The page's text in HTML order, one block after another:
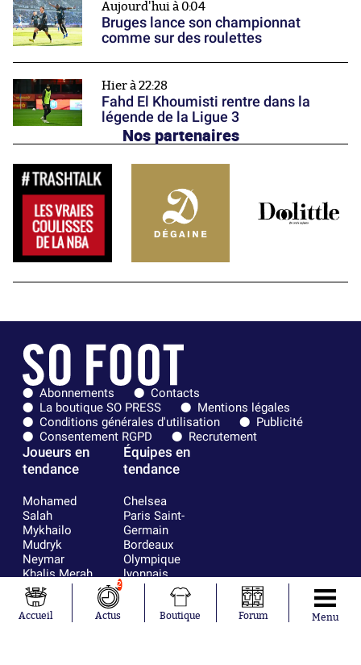
Aujourd'hui à 0:04
Bruges lance son championnat
comme sur des roulettes
Hier à 22:28
Fahd El Khoumisti rentre dans la
légende de la Ligue 3
Nos partenaires
Abonnements
Contacts
La boutique SO PRESS
Mentions légales
Conditions générales d'utilisation
Publicité
Consentement RGPD
Recrutement
Joueurs en
tendance
Mohamed
Salah
Mykhailo
Mudryk
Neymar
Khalis Merah
Loïs Openda
Moussa
Niakhaté
Équipes en
tendance
Chelsea
Paris Saint-
Germain
Bordeaux
Olympique
lyonnais
FIFA
Real Madrid
RC Strasbourg
Accueil
2
Actus Boutique Forum Menu